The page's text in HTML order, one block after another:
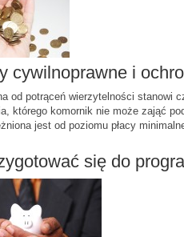
cywilnoprawne i
od potrąceń wierzytelności stanowi
którego komornik nie może zająć
jest od poziomu płacy
się do